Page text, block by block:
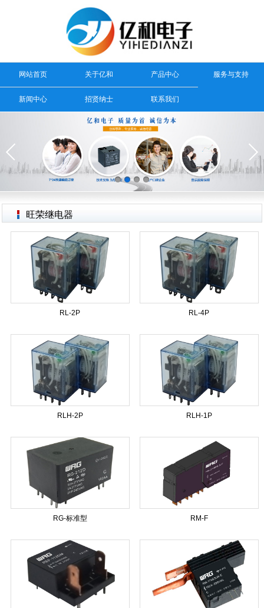
网站首页 关于亿和 产品中心 服务与支持
新闻中心 招贤纳士 联系我们
旺荣继电器
RL-2P RL-4P
RLH-2P RLH-1P
RG-标准型 RM-F